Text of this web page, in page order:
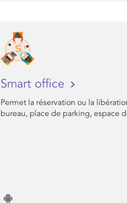
Smart office
Permet la réservation ou la
bureau, place de parking, espace